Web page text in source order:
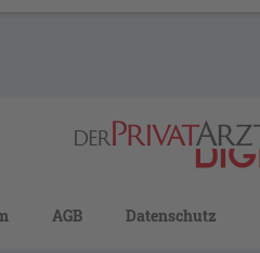
AGB Datenschutz